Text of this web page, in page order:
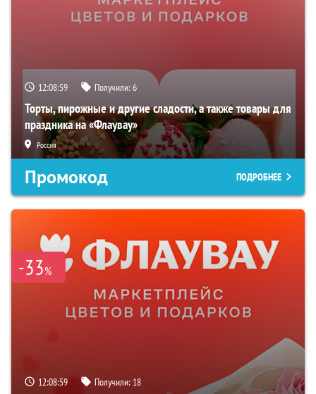
12:08:59 Получили:6
Торты, пирожные и другие сладости, а также товары для
праздника на «Флаувау»
Россия
Промокод ПОДРОБНЕЕ
-33%
12:08:59 Получили: 18